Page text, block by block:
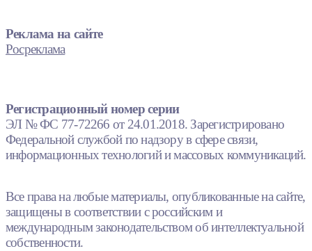
Реклама на сайте
Росреклама
Регистрационный номер серии
ЭЛ № ФС 77-72266 от 24.01.2018. Зарегистрировано
Федеральной службой по надзору в сфере связи,
информационных технологий и массовых коммуникаций.
Все права на любые материалы, опубликованные на сайте,
защищены в соответствии с российским и
международным законодательством об интеллектуальной
собственности.